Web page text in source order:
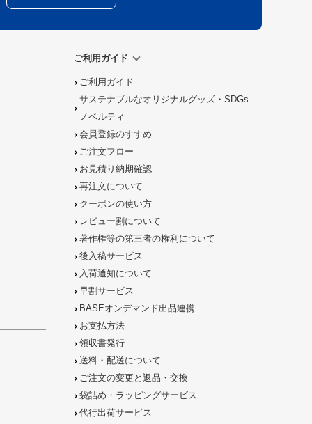
ご利用ガイド
ご利用ガイド
サステナブルなオリジナルグッズ・SDGs
ノベルティ
会員登録のすすめ
ご注文フロー
お見積り納期確認
再注文について
クーポンの使い方
レビュー割について
著作権等の第三者の権利について
後入稿サービス
入荷通知について
早割サービス
BASEオンデマンド出品連携
お支払方法
領収書発行
送料・配送について
ご注文の変更と返品 ・ 交換
袋詰め・ラッピングサービス
代行出荷サービス